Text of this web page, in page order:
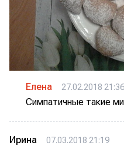
Елена 27.02.2018 21:36
Симпатичные такие
Ирина 07.03.2018 21:19